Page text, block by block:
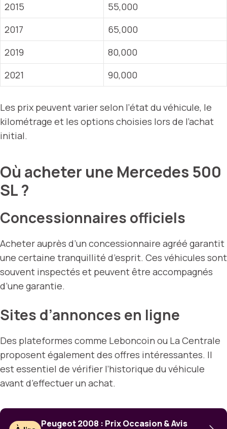
2015
55,000
2017
65,000
2019
80,000
2021
90,000
Les prix peuvent varier selon l’état du véhicule, le
kilométrage et les options choisies lors de l’achat
initial.
Où acheter une Mercedes 500
SL ?
Concessionnaires officiels
Acheter auprès d’un concessionnaire agréé garantit
une certaine tranquillité d’esprit. Ces véhicules sont
souvent inspectés et peuvent être accompagnés
d’une garantie.
Sites d’annonces en ligne
Des plateformes comme Leboncoin ou La Centrale
proposent également des offres intéressantes. Il
est essentiel de vérifier l’historique du véhicule
avant d’effectuer un achat.
Peugeot 2008 : Prix Occasion & Avis